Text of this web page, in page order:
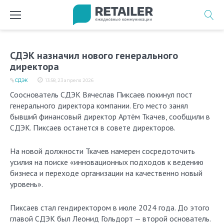
СДЭК назначил нового генерального
директора
13:58, 23 апреля 2026
СДЭК
Сооснователь СДЭК Вячеслав Пиксаев покинул пост
генерального директора компании. Его место занял
бывший финансовый директор Артём Ткачев, сообщили в
СДЭК. Пиксаев останется в совете директоров.
На новой должности Ткачев намерен сосредоточить
усилия на поиске «инновационных подходов к ведению
бизнеса и переходе организации на качественно новый
уровень».
Пиксаев стал гендиректором в июле 2024 года. До этого
главой СДЭК был Леонид Гольдорт — второй основатель.